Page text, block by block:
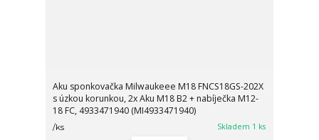
Aku sponkovačka Milwaukeee M18 FNCS18GS-202X
s úzkou korunkou, 2x Aku M18 B2 + nabíječka M12-
18 FC, 4933471940 (MI4933471940)
/ks Skladem 1 ks